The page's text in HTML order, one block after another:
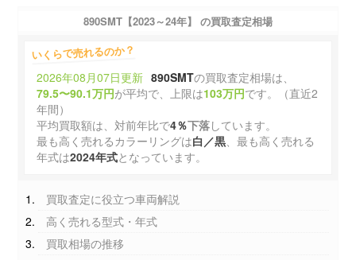
890SMT【2023～24年】 の買取査定相場
いくらで売れるのか？
2026年08月07日更新 890SMTの買取査定相場は、
79.5〜90.1万円が平均で、上限は103万円です。（直近2
年間）
平均買取額は、対前年比で4％下落しています。
最も高く売れるカラーリングは白／黒 、最も高く売れる
年式は2024年式となっています。
買取査定に役立つ車両解説
高く売れる型式・年式
買取相場の推移